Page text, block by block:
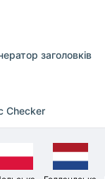
заголовків
Checker